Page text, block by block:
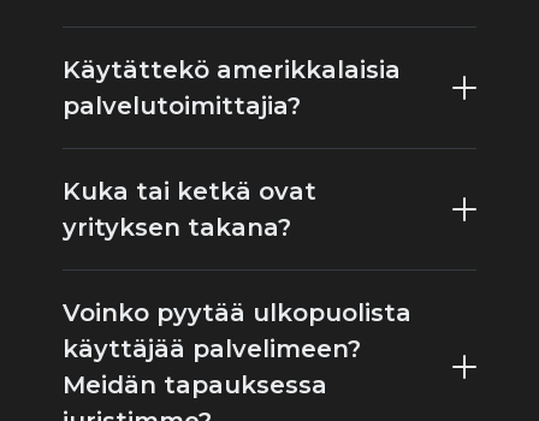
Käytättekö amerikkalaisia
palvelutoimittajia?
Kuka tai ketkä ovat
yrityksen takana?
Voinko pyytää ulkopuolista
käyttäjää palvelimeen?
Meidän tapauksessa